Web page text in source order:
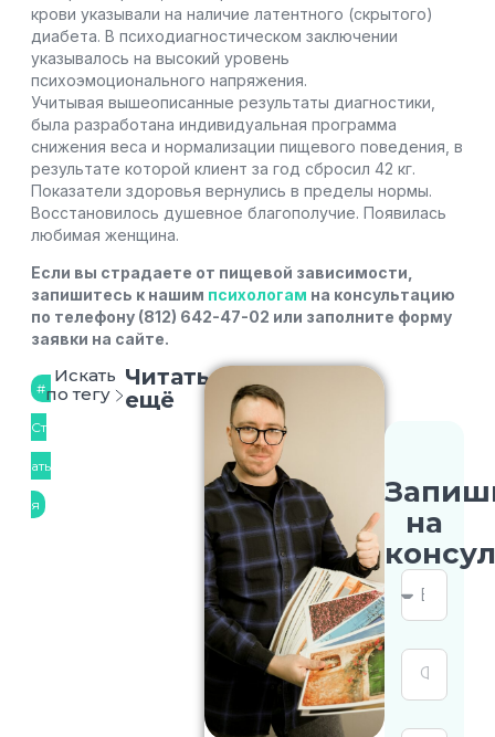
крови указывали на наличие латентного (скрытого)
диабета. В психодиагностическом заключении
указывалось на высокий уровень
психоэмоционального напряжения.
Учитывая вышеописанные результаты диагностики,
была разработана индивидуальная программа
снижения веса и нормализации пищевого поведения, в
результате которой клиент за год сбросил 42 кг.
Показатели здоровья вернулись в пределы нормы.
Восстановилось душевное благополучие. Появилась
любимая женщина.
Если вы страдаете от пищевой зависимости,
запишитесь к нашим психологам на консультацию
по телефону (812) 642-47-02 или заполните форму
заявки на сайте.
Ст
ать
я
Искать
по тегу
Читать
ещё
на